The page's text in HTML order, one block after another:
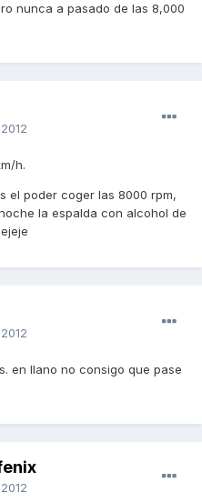
nunca a pasado de las 8,000
h.
el poder coger las 8000 rpm,
la espalda con alcohol de
en llano no consigo que pase